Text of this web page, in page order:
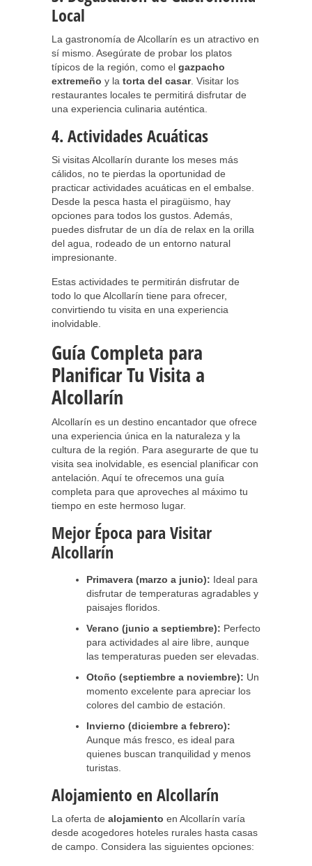
Local
La gastronomía de Alcollarín es un atractivo en
sí mismo. Asegúrate de probar los platos
típicos de la región, como el gazpacho
extremeño y la torta del casar. Visitar los
restaurantes locales te permitirá disfrutar de
una experiencia culinaria auténtica.
4. Actividades Acuáticas
Si visitas Alcollarín durante los meses más
cálidos, no te pierdas la oportunidad de
practicar actividades acuáticas en el embalse.
Desde la pesca hasta el piragüismo, hay
opciones para todos los gustos. Además,
puedes disfrutar de un día de relax en la orilla
del agua, rodeado de un entorno natural
impresionante.
Estas actividades te permitirán disfrutar de
todo lo que Alcollarín tiene para ofrecer,
convirtiendo tu visita en una experiencia
inolvidable.
Guía Completa para
Planificar Tu Visita a
Alcollarín
Alcollarín es un destino encantador que ofrece
una experiencia única en la naturaleza y la
cultura de la región. Para asegurarte de que tu
visita sea inolvidable, es esencial planificar con
antelación. Aquí te ofrecemos una guía
completa para que aproveches al máximo tu
tiempo en este hermoso lugar.
Mejor Época para Visitar
Alcollarín
Primavera (marzo a junio): Ideal para
disfrutar de temperaturas agradables y
paisajes floridos.
Verano (junio a septiembre): Perfecto
para actividades al aire libre, aunque
las temperaturas pueden ser elevadas.
Otoño (septiembre a noviembre): Un
momento excelente para apreciar los
colores del cambio de estación.
Invierno (diciembre a febrero):
Aunque más fresco, es ideal para
quienes buscan tranquilidad y menos
turistas.
Alojamiento en Alcollarín
La oferta de alojamiento en Alcollarín varía
desde acogedores hoteles rurales hasta casas
de campo. Considera las siguientes opciones: